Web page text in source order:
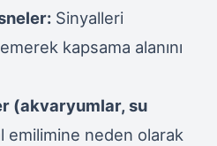
Sinyalleri
kapsama alanını
(akvaryumlar, su
emilimine neden olarak